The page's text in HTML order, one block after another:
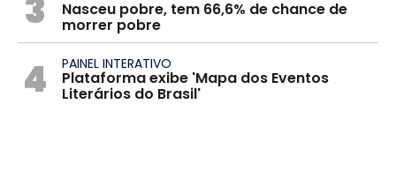
3 Nasceu pobre, tem 66,6% de chance de
morrer pobre
4 PAINEL INTERATIVO
Plataforma exibe 'Mapa dos Eventos
Literários do Brasil'